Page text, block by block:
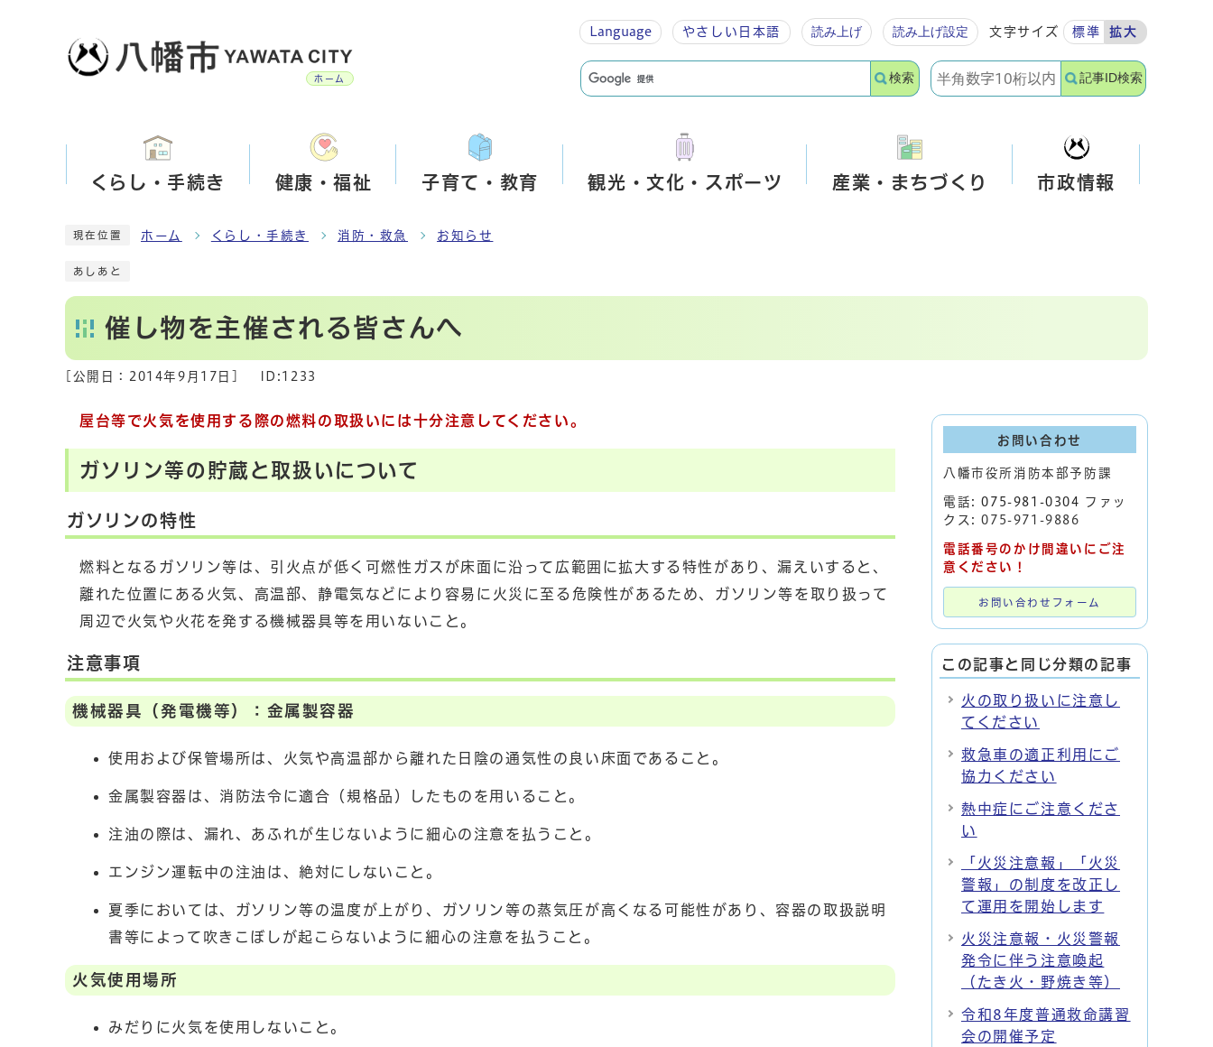
ホーム
Language やさしい 日本語 読み上げ 読み上げ設定 文字サイズ 標準 拡大
検索 記事ID検索
くらし・手続き 健康・福祉 子育て・教育 観光・文化・スポーツ 産業・まちづくり 市政情報
現在位置 ホーム くらし・手続き 消防・救急 お知らせ
あしあと
催し物を主催される皆さんへ
[公開日： 2014年9月17日 ID:1233
屋台等で火気を使用する際の燃料の取扱いには十分注意してください。
ガソリン等の貯蔵と取扱いについて
ガソリンの特性
燃料となるガソリン等は、引火点が低く可燃性ガスが床面に沿って広範囲に拡大する特性があり、漏えいすると、
離れた位置にある火気、高温部、静電気などにより容易に火災に至る危険性があるため、ガソリン等を取り扱って
周辺で火気や火花を発する機械器具等を用いないこと。
注意事項
機械器具（発電機等）：金属製容器
使用および保管場所は、火気や高温部から離れた日陰の通気性の良い床面であること。
金属製容器は、消防法令に適合（規格品）したものを用いること。
注油の際は、漏れ、あふれが生じないように細心の注意を払うこと。
エンジン運転中の注油は、絶対にしないこと。
夏季においては、ガソリン等の温度が上がり、ガソリン等の蒸気圧が高くなる可能性があり、容器の取扱説明
書等によって吹きこぼしが起こらないように細心の注意を払うこと。
火気使用場所
みだりに火気を使用しないこと。
お問い合わせ
八幡市役所消防本部予防課
電話:075-981-0304 ファッ
クス: 075-971-9886
電話番号のかけ間違いにご注
意ください！
お問い合わせフォーム
この記事と同じ分類の記事
火の取り扱いに注意し
てください
救急車の適正利用にご
協力ください
熱中症にご注意くださ
い
「火災注意報」「火災
警報」の制度を改正し
て運用を開始します
火災注意報・火災警報
発令に伴う注意喚起
（たき火・野焼き等）
令和8年度普通救命講習
会の開催予定